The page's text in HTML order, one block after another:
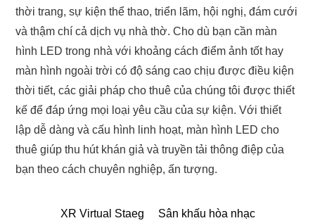
thời trang, sự kiện thể thao, triển lãm, hội nghị, đám cưới
và thậm chí cả dịch vụ nhà thờ. Cho dù bạn cần màn
hình LED trong nhà với khoảng cách điểm ảnh tốt hay
màn hình ngoài trời có độ sáng cao chịu được điều kiện
thời tiết, các giải pháp cho thuê của chúng tôi được thiết
kế để đáp ứng mọi loại yêu cầu của sự kiện. Với thiết
lập dễ dàng và cấu hình linh hoạt, màn hình LED cho
thuê giúp thu hút khán giả và truyền tải thông điệp của
bạn theo cách chuyên nghiệp, ấn tượng.
XR Virtual Staeg Sân khấu hòa nhạc